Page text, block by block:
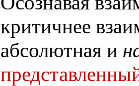
критичнее
абсолютная и